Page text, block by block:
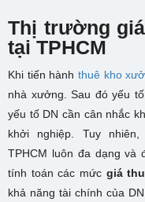
Thị trường
tại TPHCM
Khi tiến hànhthuê kho
nhà xưởng. Sau đó yếu
yếu tố DN cần cân nhắc
khởi nghiệp. Tuy
TPHCM luôn đa dạng và
tính toán các mức giá
khả năng tài chính của